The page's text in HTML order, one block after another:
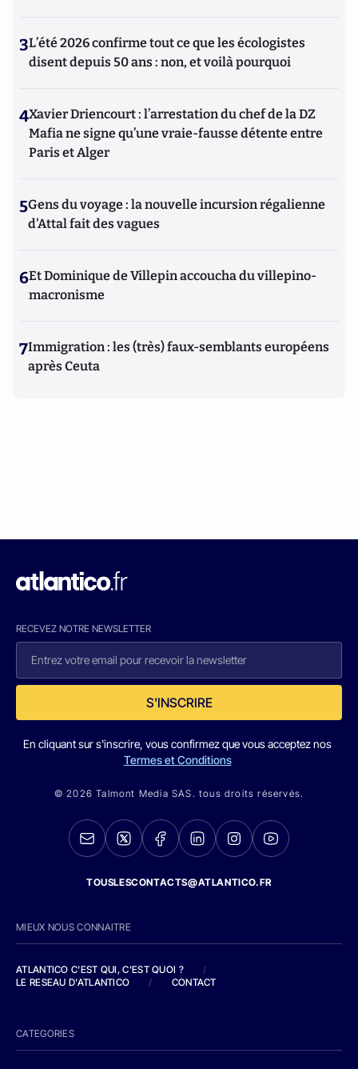
3L’été 2026 confirme tout ce que les écologistes
disent depuis 50 ans : non, et voilà pourquoi
4Xavier Driencourt : l’arrestation du chef de la DZ
Mafia ne signe qu’une vraie-fausse détente entre
Paris et Alger
5Gens du voyage : la nouvelle incursion régalienne
d'Attal fait des vagues
6Et Dominique de Villepin accoucha du villepino-
macronisme
7Immigration : les (très) faux-semblants européens
après Ceuta
RECEVEZ NOTRE NEWSLETTER
S'INSCRIRE
En cliquant sur s'inscrire, vous confirmez que vous acceptez nos
Termes et Conditions
© 2026 Talmont Media SAS. tous droits réservés.
TOUSLESCONTACTS@ATLANTICO.FR
MIEUX NOUS CONNAITRE
ATLANTICO C'EST QUI, C'EST QUOI ?
/
LE RESEAU D'ATLANTICO
/ CONTACT
CATEGORIES